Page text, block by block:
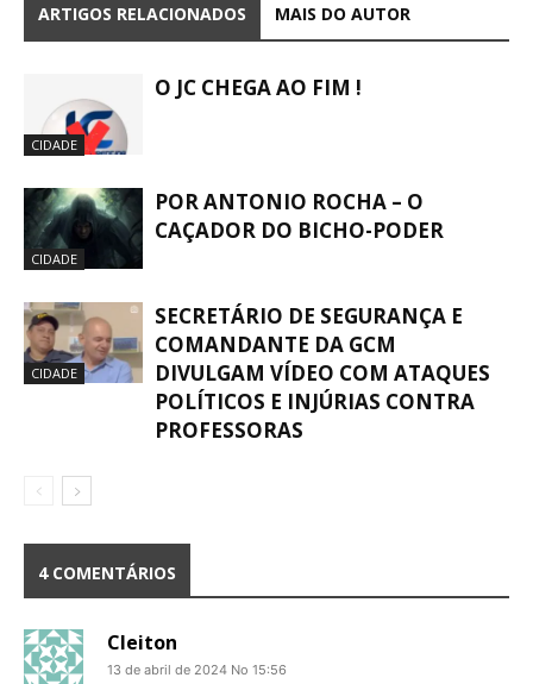
ARTIGOS RELACIONADOS MAIS DO AUTOR
CIDADE
O JC CHEGA AO FIM !
CIDADE
POR ANTONIO ROCHA – O
CAÇADOR DO BICHO-PODER
CIDADE
SECRETÁRIO DE SEGURANÇA E
COMANDANTE DA GCM
DIVULGAM VÍDEO COM ATAQUES
POLÍTICOS E INJÚRIAS CONTRA
PROFESSORAS
4 COMENTÁRIOS
Cleiton
13 de abril de 2024 No 15:56